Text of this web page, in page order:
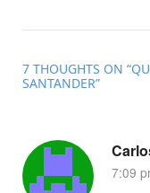
7 THOUGHTS ON “
SANTANDER”
7:09